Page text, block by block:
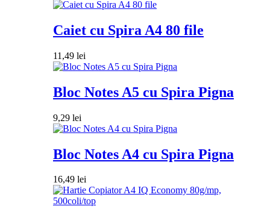
Caiet cu Spira A4 80 file
11,49 lei
Bloc Notes A5 cu Spira Pigna
9,29 lei
Bloc Notes A4 cu Spira Pigna
16,49 lei